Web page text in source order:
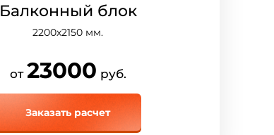
Балконный блок
2200х2150 мм.
от 23000 руб.
Заказать расчет